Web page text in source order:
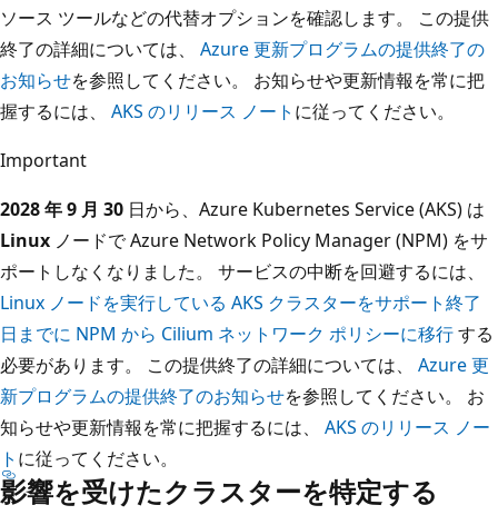
ソース ツールなどの代替オプションを確認します。 この提供
終了の詳細については、 Azure 更新プログラムの提供終了の
お知らせを参照してください。 お知らせや更新情報を常に把
握するには、 AKS のリリース ノート に従ってください。
Important
2028 年 9 月 30 日から、Azure Kubernetes Service (AKS) は
Linux ノードで Azure Network Policy Manager (NPM) をサ
ポートしなくなりました。 サービスの中断を回避するには、
Linux ノードを実行している AKS クラスターをサポート終了
日までに NPM から Cilium ネットワーク ポリシーに移行する
必要があります。 この提供終了の詳細については、 Azure 更
新プログラムの提供終了のお知らせを参照してください。 お
知らせや更新情報を常に把握するには、 AKS のリリース ノー
ト に従ってください。
影響を受けたクラスターを特定する